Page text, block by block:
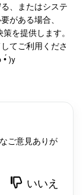
、またはシステ
がある場合、
を提供します。
てご利用くださ
)y
ご意見ありが
いいえ